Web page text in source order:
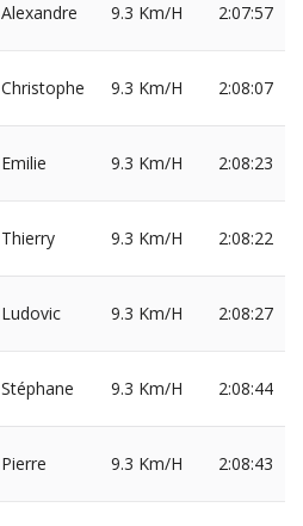
Alexandre 9.3 Km/H 2:07:57
Christophe 9.3 Km/H 2:08:07
Emilie 9.3 Km/H 2:08:23
Thierry 9.3 Km/H 2:08:22
Ludovic 9.3 Km/H 2:08:27
Stéphane 9.3 Km/H 2:08:44
Pierre 9.3 Km/H 2:08:43